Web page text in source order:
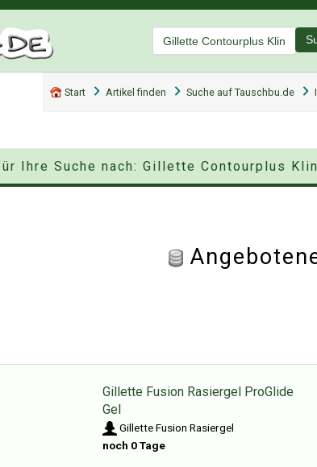
Start Artikel finden Suche auf Tauschbu.de
Ihre Suche nach: Gillette Contourplus
Gillette Fusion Rasiergel ProGlide
Gel
Gillette Fusion Rasiergel
noch 0 Tage